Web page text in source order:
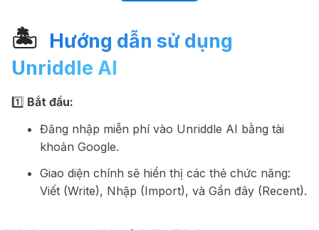
🏝 ️ Hướng dẫn sử dụng
Unriddle AI
1️⃣ Bắt đầu:
Đăng nhập miễn phí vào Unriddle AI bằng tài
khoản Google.
Giao diện chính sẽ hiển thị các thẻ chức năng:
Viết (Write), Nhập (Import), và Gần đây (Recent).